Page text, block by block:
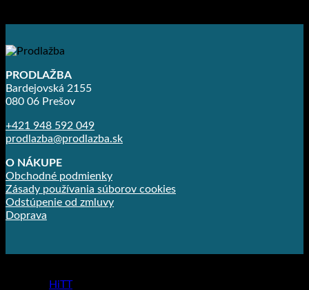
PRODLAŽBA
Bardejovská 2155
080 06 Prešov
+421 948 592 049
prodlazba@prodlazba.sk
O NÁKUPE
Obchodné podmienky
Zásady používania súborov cookies
Odstúpenie od zmluvy
Doprava
HiTT